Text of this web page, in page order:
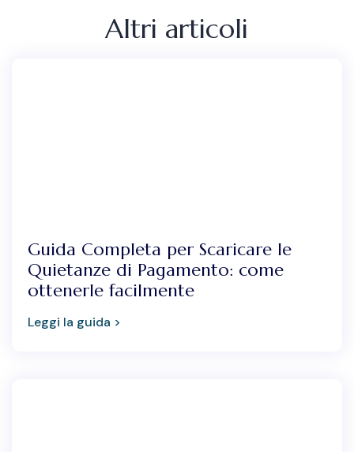
Altri articoli
Guida Completa per Scaricare le
Quietanze di Pagamento: come
ottenerle facilmente
Leggi la guida >